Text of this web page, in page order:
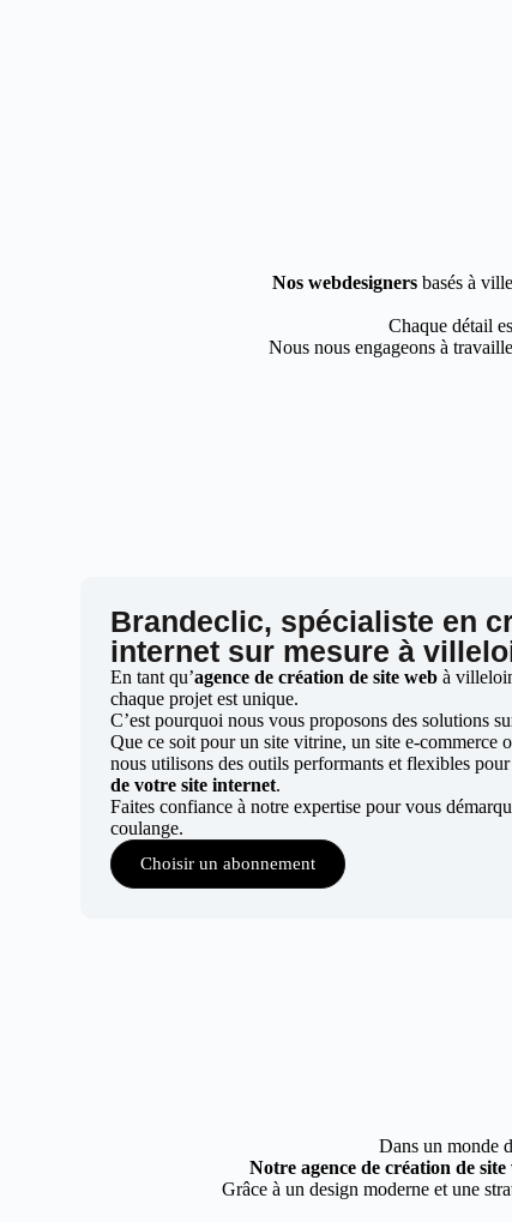
Nos webdesignersbasés à
Chaque détail
Nous nous engageons à
Brandeclic, spécialiste en
internet sur mesure à
En tant qu’agence de création de site web à
chaque projet est unique.
C’est pourquoi nous vous proposons des solutions
Que ce soit pour un site vitrine, un site e-commerce
nous utilisons des outils performants et flexibles
de votre site internet.
Faites confiance à notre expertise pour vous
coulange.
Choisir un abonnement
Dans un monde
Notre agence de création de
Grâce à un design moderne et une